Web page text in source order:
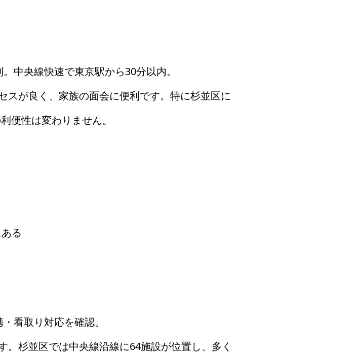
中央線快速で東京駅から30分以内。
スが良く、家族の面会に便利です。特に杉並区に
便性は変わりません。
る
看取り対応を確認。
杉並区では中央線沿線に64施設が位置し、多く